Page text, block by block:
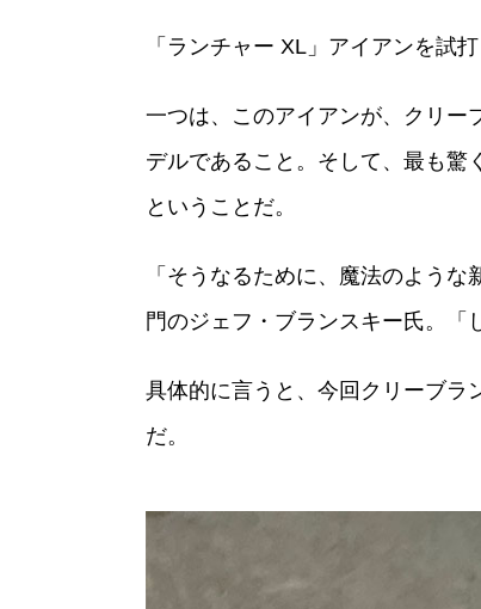
「ランチャー XL」アイアンを試
一つは、このアイアンが、クリー
デルであること。そして、最も驚
ということだ。
「そうなるために、魔法のよう
門のジェフ・ブランスキー氏。「
具体的に言うと、今回クリーブラ
だ。